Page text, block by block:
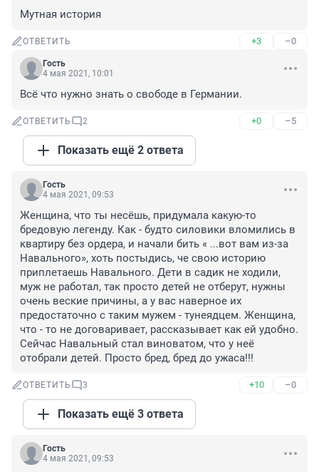
Мутная история
ОТВЕТИТЬ +3 –0
Гость
4 мая 2021, 10:01
Всё что нужно знать о свободе в Германии.
ОТВЕТИТЬ 2 +0 –5
Показать ещё 2 ответа
Гость
4 мая 2021, 09:53
Женщина, что ты несёшь, придумала какую-то
бредовую легенду. Как - будто силовики вломились в
квартиру без ордера, и начали бить « ...вот вам из-за
Навального», хоть постыдись, че свою историю
приплетаешь Навального. Дети в садик не ходили,
муж не работал, так просто детей не отберут, нужны
очень веские причины, а у вас наверное их
предостаточно с таким мужем - тунеядцем. Женщина,
что - то не договаривает, рассказывает как ей удобно.
Сейчас Навальный стал виноватом, что у неё
отобрали детей. Просто бред, бред до ужаса!!!
ОТВЕТИТЬ 3 +10 –0
Показать ещё 3 ответа
Гость
4 мая 2021, 09:53